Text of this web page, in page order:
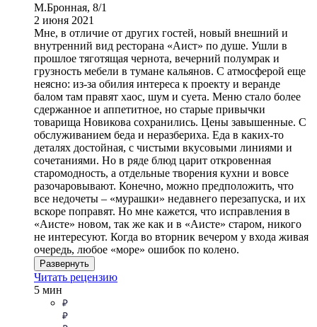
М.Бронная, 8/1
2 июня 2021
Мне, в отличие от других гостей, новый внешний и
внутренний вид ресторана «Аист» по душе. Ушли в
прошлое тяготящая чернота, вечерний полумрак и
грузность мебели в тумане кальянов. С атмосферой еще
неясно: из-за обилия интереса к проекту и веранде
балом там правят хаос, шум и суета. Меню стало более
сдержанное и аппетитное, но старые привычки
товарища Новикова сохранились. Цены завышенные. С
обслуживанием беда и неразбериха. Еда в каких-то
деталях достойная, с чистыми вкусовыми линиями и
сочетаниями. Но в ряде блюд царит откровенная
старомодность, а отдельные творения кухни и вовсе
разочаровывают. Конечно, можно предположить, что
все недочеты – «мурашки» недавнего перезапуска, и их
вскоре поправят. Но мне кажется, что исправления в
«Аисте» новом, так же как и в «Аисте» старом, никого
не интересуют. Когда во вторник вечером у входа живая
очередь, любое «море» ошибок по колено.
Развернуть
Читать рецензию
5 мин